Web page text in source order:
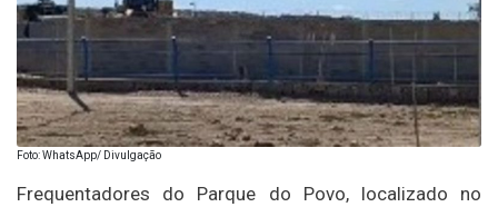
Foto: WhatsApp/ Divulgação
Frequentadores do Parque do Povo, localizado no